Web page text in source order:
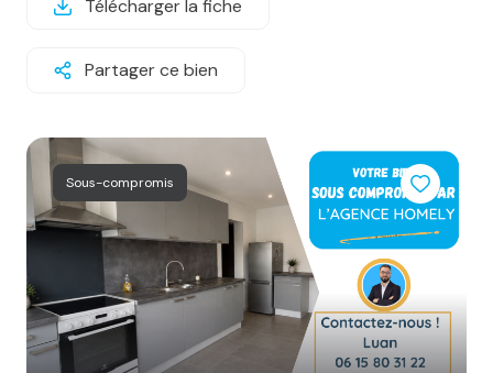
locations
loués
vendus
estimation
agence
e-
mail
Télécharger la fiche
Partager ce bien
Sous-compromis